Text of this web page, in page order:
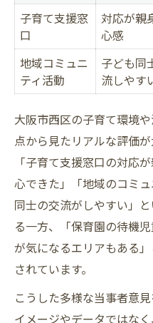
子育て支援窓
口
対応が親
心感
地域コミュニ
ティ活動
子ども同
流しやす
大阪市西区の子育て環境
点から見たリアルな評価
「子育て支援窓口の対応
心できた」「地域のコミ
同士の交流がしやすい」
る一方、「保育園の待機
が気になるエリアもある
されています。
こうした多様な当事者意
イメージやデータではな